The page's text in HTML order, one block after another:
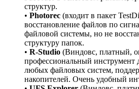
структур.
• Photorec (входит в пакет
восстановление файлов по
файловой системы, но не
структуру папок.
• R-Studio (Виндовс, платный,
профессиональный инструмент
любых файловых систем,
накопителей. Очень удобный